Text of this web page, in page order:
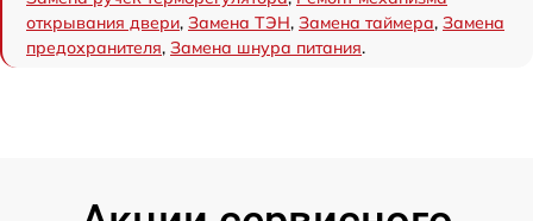
открывания двери, Замена ТЭН, Замена таймера, Замена
предохранителя, Замена шнура питания.